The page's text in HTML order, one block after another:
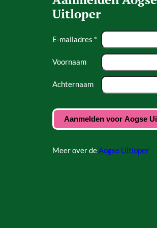
Uitloper
E-mailadres *
Voornaam
Achternaam
Meer over deAogse Uitloper